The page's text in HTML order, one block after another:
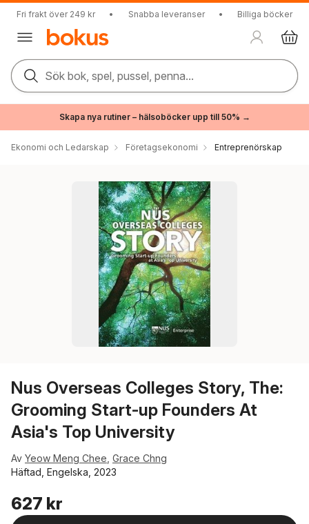
Fri frakt över 249 kr • Snabba leveranser • Billiga böcker
Sök bok, spel, pussel, penna...
Skapa nya rutiner – hälsoböcker upp till 50% →
Ekonomi och Ledarskap Företagsekonomi Entreprenörskap
Nus Overseas Colleges Story, The:
Grooming Start-up Founders At
Asia's Top University
Av Yeow Meng Chee Grace Chng
Häftad, Engelska, 2023
627 kr